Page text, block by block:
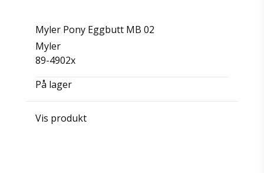
Myler Pony Eggbutt MB 02
Myler
89-4902x
På lager
Vis produkt